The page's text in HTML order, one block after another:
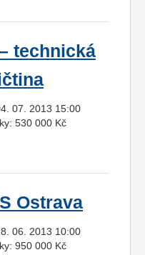
technická
07. 2013 15:00
530 000 Kč
Ostrava
06. 2013 10:00
950 000 Kč